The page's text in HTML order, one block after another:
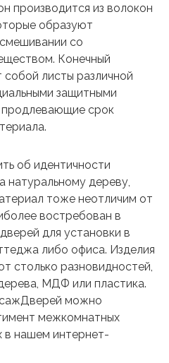
производится из волокон
образуют
со
Конечный
собой листы различной
защитными
продлевающие срок
об идентичности
натуральному дереву,
тоже неотличим от
востребован в
для установки в
либо офиса. Изделия
столько разновидностей,
МДФ или пластика.
можно
межкомнатных
в нашем интернет-